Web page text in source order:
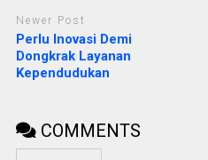
Newer Post
Perlu Inovasi Demi
Dongkrak Layanan
Kependudukan
COMMENTS